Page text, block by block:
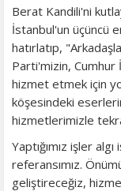
Berat Kandili'ni
İstanbul'un üçüncü
hatırlatıp,
Parti'mizin, Cumhur
hizmet etmek için
köşesindeki
hizmetlerimizle
Yaptığımız işler
referansımız.
geliştireceğiz,